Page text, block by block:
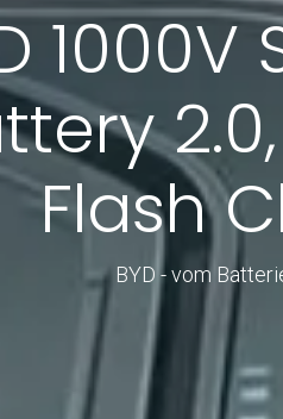
Flash
BYD - vom